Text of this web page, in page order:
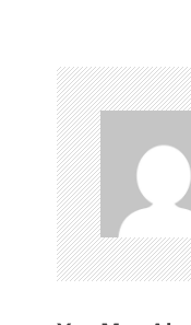
г
а
ц
и
я